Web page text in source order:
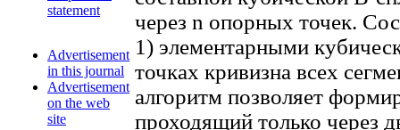
statement
Advertisement
in this journal
Advertisement
on the web
site
через n опорных точек.
1) элементарными
точках кривизна всех
алгоритм позволяет
проходящий только через